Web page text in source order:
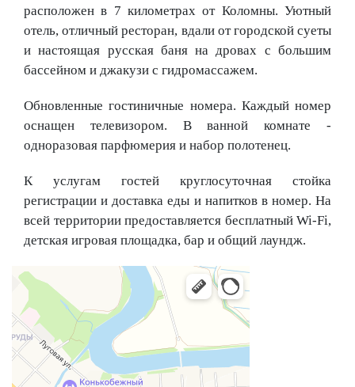
расположен в 7 километрах от Коломны. Уютный
отель, отличный ресторан, вдали от городской суеты
и настоящая русская баня на дровах с большим
бассейном и джакузи с гидромассажем.
Обновленные гостиничные номера. Каждый номер
оснащен телевизором. В ванной комнате -
одноразовая парфюмерия и набор полотенец.
К услугам гостей круглосуточная стойка
регистрации и доставка еды и напитков в номер. На
всей территории предоставляется бесплатный Wi-Fi,
детская игровая площадка, бар и общий лаундж.